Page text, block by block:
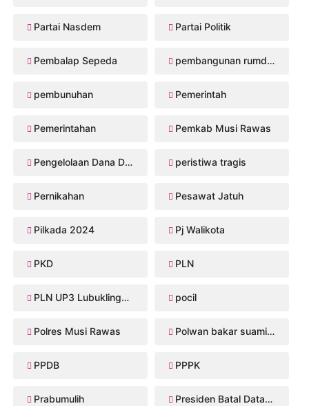
Partai Nasdem Partai Politik
Pembalap Sepeda pembangunan rumdis Musi Rawas
pembunuhan Pemerintah
Pemerintahan Pemkab Musi Rawas
Pengelolaan Dana Desa peristiwa tragis
Pernikahan Pesawat Jatuh
Pilkada 2024 Pj Walikota
PKD PLN
PLN UP3 Lubuklinggau pocil
Polres Musi Rawas Polwan bakar suaminya
PPDB PPPK
Prabumulih Presiden Batal Datang